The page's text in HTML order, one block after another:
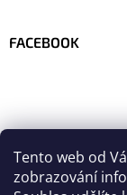
Tento web od
zobrazování
FACEBOOK